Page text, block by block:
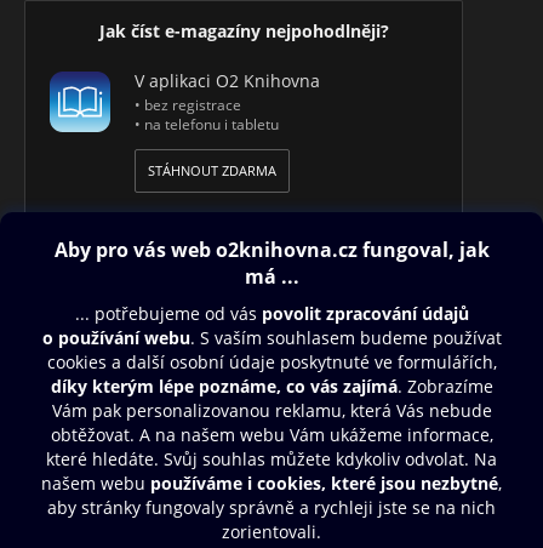
Jak číst e-magazíny nejpohodlněji?
V aplikaci O2 Knihovna
• bez registrace
• na telefonu i tabletu
STÁHNOUT ZDARMA
Obsah ke stažení
Moje O2 Knihovna
Další zábava
© O2 Czech Republic a.s.